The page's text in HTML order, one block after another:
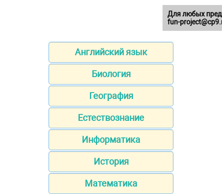
Английский язык
Биология
География
Естествознание
Информатика
История
Математика
Для любых
fun-